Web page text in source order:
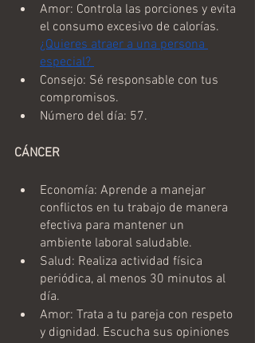
Amor: Controla las porciones y evita
el consumo excesivo de calorías.
¿Quieres atraer a una persona
especial?
Consejo: Sé responsable con tus
compromisos.
Número del día: 57.
CÁNCER
Economía: Aprende a manejar
conflictos en tu trabajo de manera
efectiva para mantener un
ambiente laboral saludable.
Salud: Realiza actividad física
periódica, al menos 30 minutos al
día.
Amor: Trata a tu pareja con respeto
y dignidad. Escucha sus opiniones